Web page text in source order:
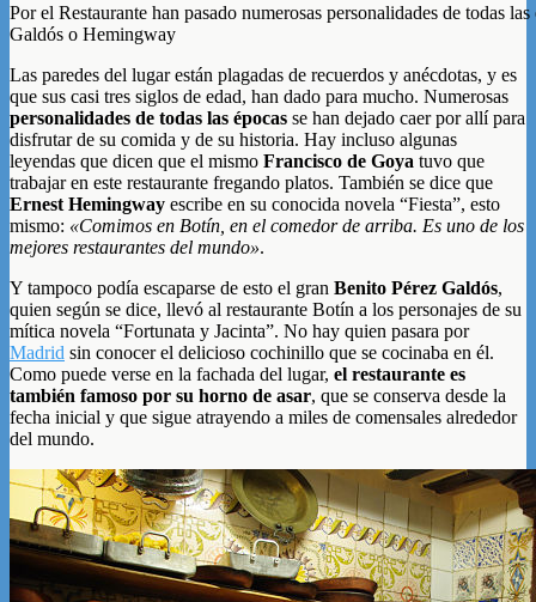
Por el Restaurante han pasado numerosas personalidades de todas
Galdós o Hemingway
Las paredes del lugar están plagadas de recuerdos y anécdotas, y es
que sus casi tres siglos de edad, han dado para mucho. Numerosas
personalidades de todas las épocas se han dejado caer por allí para
disfrutar de su comida y de su historia. Hay incluso algunas
leyendas que dicen que el mismo Francisco de Goya tuvo que
trabajar en este restaurante fregando platos. También se dice que
Ernest Hemingway escribe en su conocida novela “Fiesta”, esto
mismo: «Comimos en Botín, en el comedor de arriba. Es uno de los
mejores restaurantes del mundo».
Y tampoco podía escaparse de esto el gran Benito Pérez Galdós,
quien según se dice, llevó al restaurante Botín a los personajes de su
mítica novela “Fortunata y Jacinta”. No hay quien pasara por
Madrid sin conocer el delicioso cochinillo que se cocinaba en él.
Como puede verse en la fachada del lugar, el restaurante es
también famoso por su horno de asar, que se conserva desde la
fecha inicial y que sigue atrayendo a miles de comensales alrededor
del mundo.